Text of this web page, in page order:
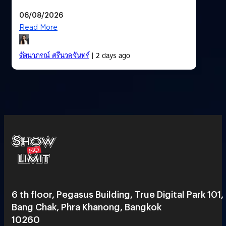
06/08/2026
Read More
รัตนาภรณ์ ศรีนวลจันทร์| 2 days ago
6 th floor, Pegasus Building, True Digital Park 101,
Bang Chak, Phra Khanong, Bangkok
10260